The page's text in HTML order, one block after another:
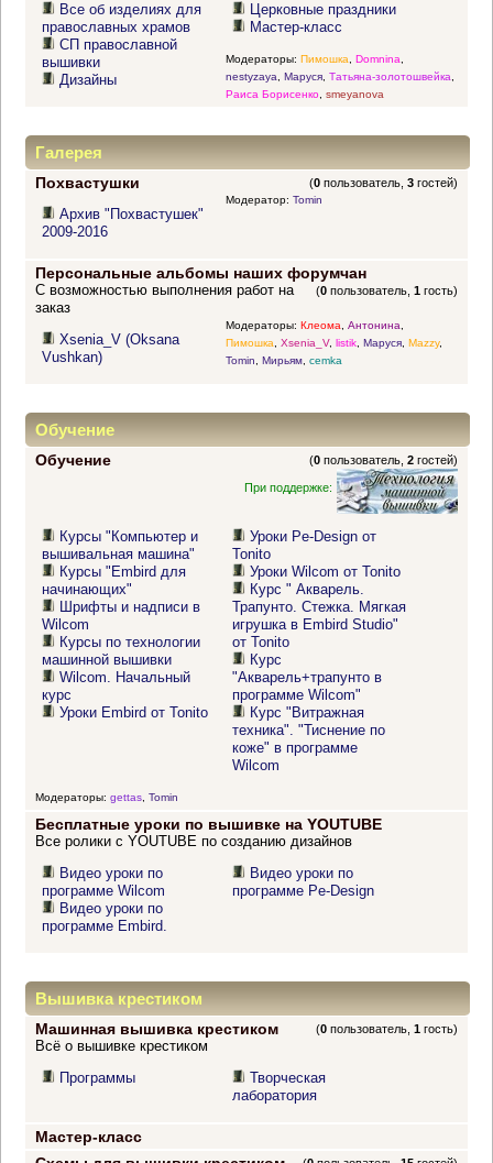
Все об изделиях для
православных храмов
СП православной
вышивки
Дизайны
Церковные праздники
Мастер-класс
Модераторы: Пимошка Domnina
nestyzaya
Маруся, Татьяна-золотошвейка
Раиса Борисенко, smeyanova
Галерея
Похвастушки (0 пользователь,3 гостей)
Архив "Похвастушек"
2009-2016
Модератор: Tomin
Персональные альбомы наших форумчан
(0 пользователь,1 гость)
С возможностью выполнения работ на
заказ
Xsenia_V (Oksana
Vushkan)
Модераторы: Клеома, Антонина,
Пимошка, Xsenia_V, listik, Маруся, Mazzy,
Tomin, Мирьям, cemka
Обучение
Обучение (0 пользователь,2 гостей)
При поддержке:
Курсы "Компьютер и
вышивальная машина"
Курсы "Embird для
начинающих"
Шрифты и надписи в
Wilcom
Курсы по технологии
машинной вышивки
Wilcom. Начальный
курс
Уроки Embird от Tonito
Уроки Pe-Design от
Tonito
Уроки Wilcom от Tonito
Курс " Акварель.
Трапунто. Стежка. Мягкая
игрушка в Embird Studio"
от Tonito
Курс
"Акварель+трапунто в
программе Wilcom"
Курс "Витражная
техника". "Тиснение по
коже" в программе
Wilcom
Модераторы: gettas, Tomin
Бесплатные уроки по вышивке на YOUTUBE
Все ролики с YOUTUBE по созданию дизайнов
Видео уроки по
программе Wilcom
Видео уроки по
программе Embird.
Видео уроки по
программе Pe-Design
Вышивка крестиком
Машинная вышивка крестиком (0 пользователь,1 гость)
Всё о вышивке крестиком
Программы
Творческая
лаборатория
Мастер-класс